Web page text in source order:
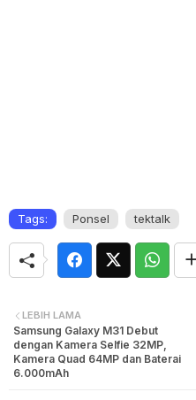
Tags: Ponsel tektalk
LEBIH LAMA
Samsung Galaxy M31 Debut
dengan Kamera Selfie 32MP,
Kamera Quad 64MP dan Baterai
6.000mAh